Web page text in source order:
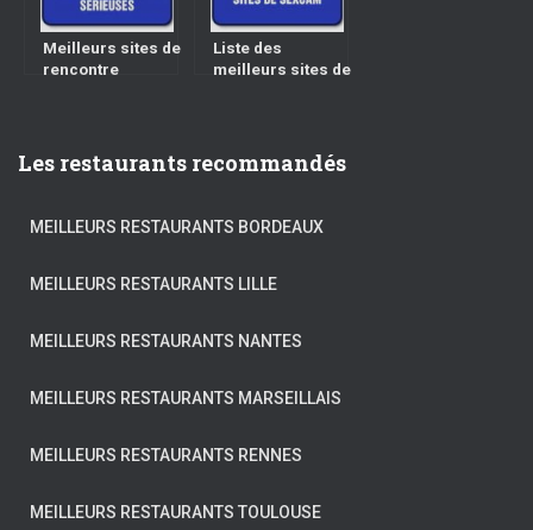
Meilleurs sites de
rencontre
Liste des
meilleurs sites de
Les restaurants recommandés
MEILLEURS RESTAURANTS BORDEAUX
MEILLEURS RESTAURANTS LILLE
MEILLEURS RESTAURANTS NANTES
MEILLEURS RESTAURANTS MARSEILLAIS
MEILLEURS RESTAURANTS RENNES
MEILLEURS RESTAURANTS TOULOUSE